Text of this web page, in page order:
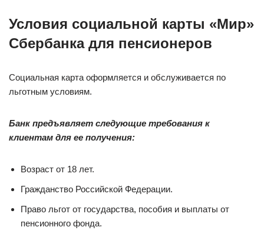
Условия социальной карты «Мир»
Сбербанка для пенсионеров
Социальная карта оформляется и обслуживается по
льготным условиям.
Банк предъявляет следующие требования к
клиентам для ее получения:
Возраст от 18 лет.
Гражданство Российской Федерации.
Право льгот от государства, пособия и выплаты от
пенсионного фонда.